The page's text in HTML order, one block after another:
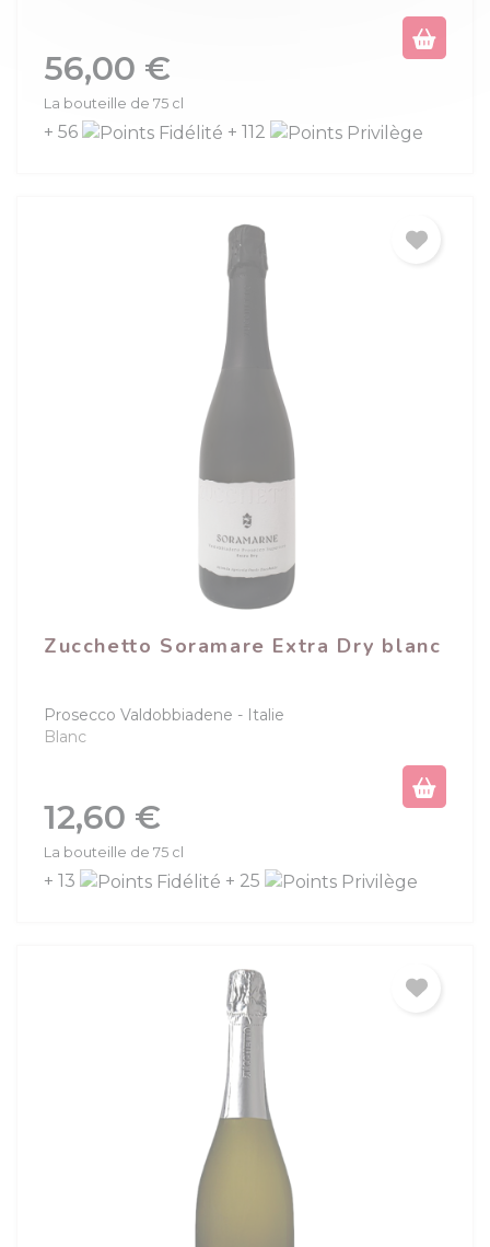
Prix
56,00 €
La bouteille de 75 cl
+ 56 + 112
Zucchetto Soramare Extra Dry blanc
Prosecco Valdobbiadene
Italie
Blanc
Prix
12,60 €
La bouteille de 75 cl
+ 13 + 25